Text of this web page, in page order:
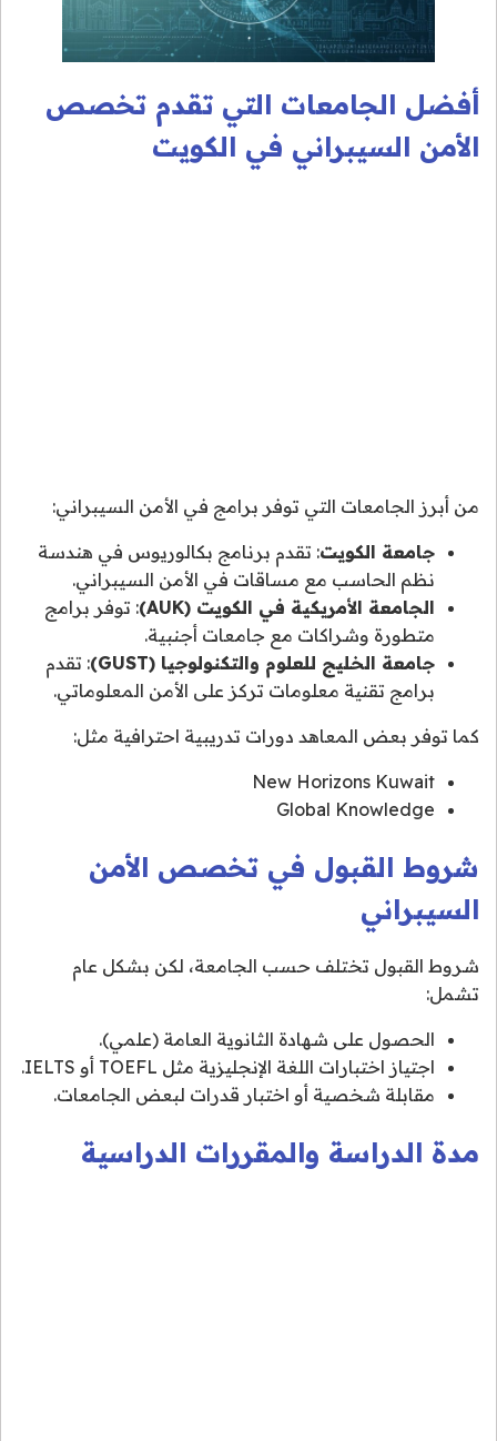
أفضل الجامعات التي تقدم تخصص
الأمن السيبراني في الكويت
من أبرز الجامعات التي توفر برامج في الأمن السيبراني:
جامعة الكويت: تقدم برنامج بكالوريوس في هندسة
نظم الحاسب مع مساقات في الأمن السيبراني.
الجامعة الأمريكية في الكويت (AUK)
: توفر برامج
متطورة وشراكات مع جامعات أجنبية.
جامعة الخليج للعلوم والتكنولوجيا (GUST)
: تقدم
برامج تقنية معلومات تركز على الأمن المعلوماتي.
كما توفر بعض المعاهد دورات تدريبية احترافية مثل:
New Horizons Kuwait
Global Knowledge
شروط القبول في تخصص الأمن
السيبراني
شروط القبول تختلف حسب الجامعة، لكن بشكل عام
تشمل:
الحصول على شهادة الثانوية العامة (علمي).
اجتياز اختبارات اللغة الإنجليزية مثل TOEFL أو IELTS.
مقابلة شخصية أو اختبار قدرات لبعض الجامعات.
مدة الدراسة والمقررات الدراسية